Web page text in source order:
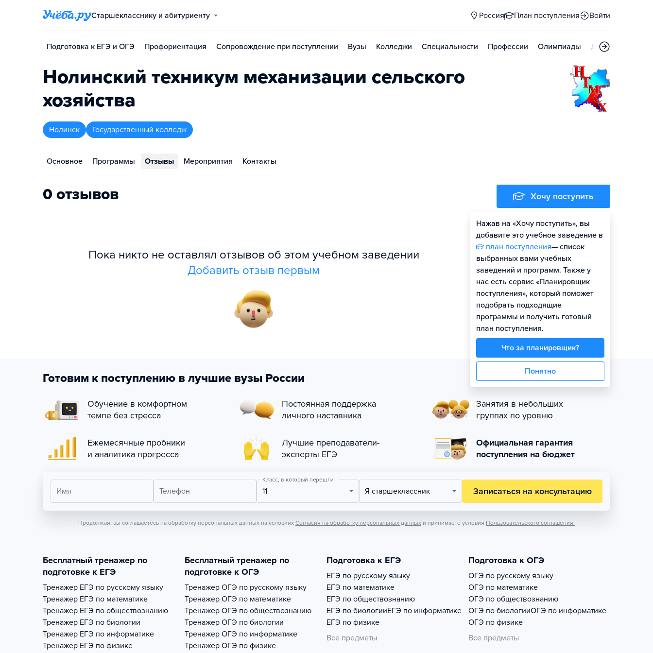
Старшекласснику и абитуриенту Россия План поступления Войти
Подготовка к ЕГЭ и ОГЭ Профориентация Сопровождение при поступлении Вузы Колледжи Специальности Профессии Олимпиады Дни открытых
Нолинский техникум механизации сельского
хозяйства
Нолинск Государственный колледж
Основное Программы Отзывы Мероприятия Контакты
0 отзывов
Пока никто не оставлял отзывов об этом учебном заведении
Добавить отзыв первым
Хочу поступить
Нажав на «Хочу поступить», вы
добавите это учебное заведение в
план поступления— список
выбранных вами учебных
заведений и программ. Также у
нас есть сервис «Планировщик
поступления», который поможет
подобрать подходящие
программы и получить готовый
план поступления.
Что за планировщик?
Понятно
Готовим к поступлению в лучшие вузы России
Обучение в комфортном
темпе без стресса
Постоянная поддержка
личного наставника
Занятия в небольших
группах по уровню
Ежемесячные пробники
и аналитика прогресса
Лучшие преподаватели-
эксперты ЕГЭ
Официальная гарантия
поступления на бюджет
Имя Телефон
Класс, в который перешли
11 Я старшеклассник Записаться на консультацию
Продолжая, вы соглашаетесь на обработку персональных данных на условиях Согласия на обработку персональных данных и принимаете условия Пользовательского соглашения.
Бесплатный тренажер по
подготовке к ЕГЭ
Тренажер ЕГЭ по русскому языку
Тренажер ЕГЭ по математике
Тренажер ЕГЭ по обществознанию
Тренажер ЕГЭ по биологии
Тренажер ЕГЭ по информатике
Тренажер ЕГЭ по физике
Бесплатный тренажер по
подготовке к ОГЭ
Тренажер ОГЭ по русскому языку
Тренажер ОГЭ по математике
Тренажер ОГЭ по обществознанию
Тренажер ОГЭ по биологии
Тренажер ОГЭ по информатике
Тренажер ОГЭ по физике
Подготовка к ЕГЭ
ЕГЭ по русскому языку
ЕГЭ по математике
ЕГЭ по обществознанию
ЕГЭ по биологииЕГЭ по информатике
ЕГЭ по физике
Все предметы
Подготовка к ОГЭ
ОГЭ по русскому языку
ОГЭ по математике
ОГЭ по обществознанию
ОГЭ по биологииОГЭ по информатике
ОГЭ по физике
Все предметы